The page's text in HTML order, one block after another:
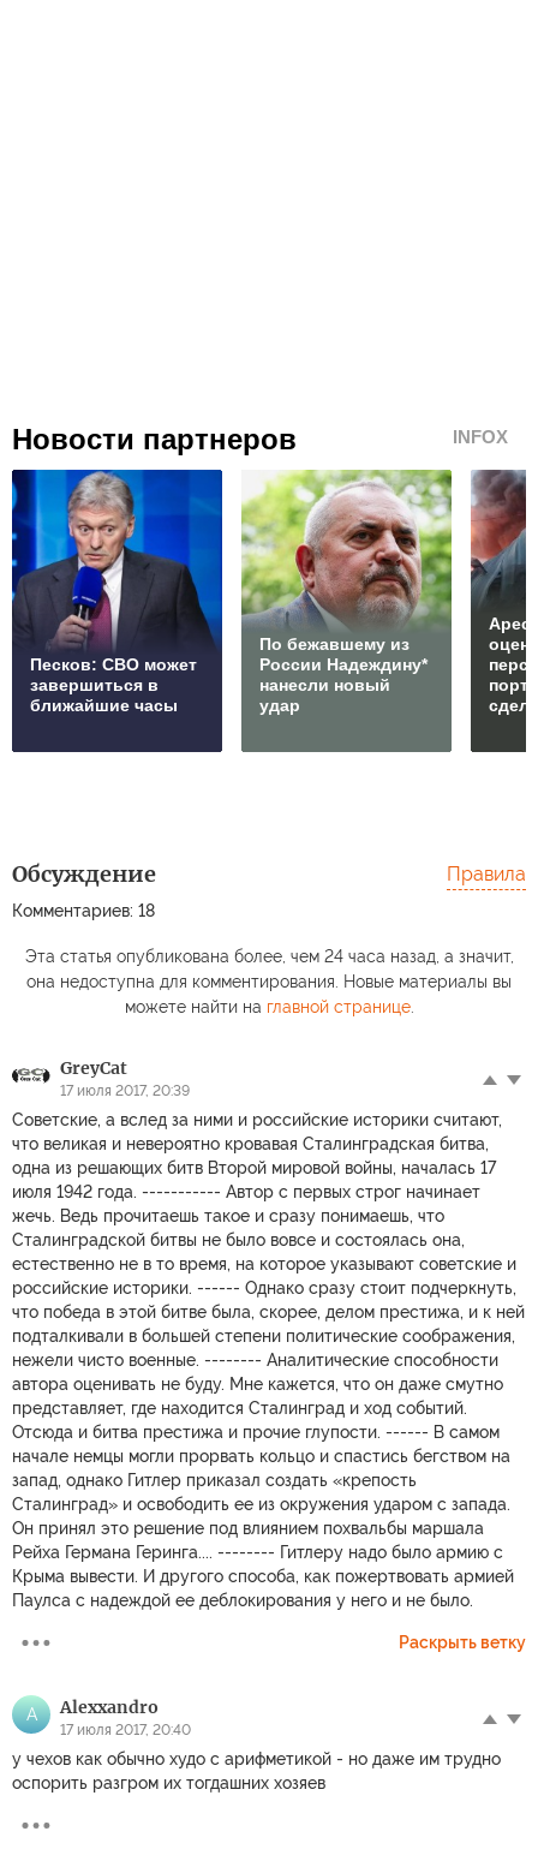
Новости партнеров INFOX
Песков: СВО может
завершиться в
ближайшие часы
По бежавшему из
России Надеждину*
нанесли новый
удар
Обсуждение
Комментариев: 18
Правила
Эта статья опубликована более, чем 24 часа назад, а значит,
она недоступна для комментирования. Новые материалы вы
можете найти на главной странице.
GreyCat
17 июля 2017, 20:39
Советские, а вслед за ними и российские историки считают,
что великая и невероятно кровавая Сталинградская битва,
одна из решающих битв Второй мировой войны, началась 17
июля 1942 года. ----------- Автор с первых строг начинает
жечь. Ведь прочитаешь такое и сразу понимаешь, что
Сталинградской битвы не было вовсе и состоялась она,
естественно не в то время, на которое указывают советские и
российские историки. ------ Однако сразу стоит подчеркнуть,
что победа в этой битве была, скорее, делом престижа, и к ней
подталкивали в большей степени политические соображения,
нежели чисто военные. -------- Аналитические способности
автора оценивать не буду. Мне кажется, что он даже смутно
представляет, где находится Сталинград и ход событий.
Отсюда и битва престижа и прочие глупости. ------ В самом
начале немцы могли прорвать кольцо и спастись бегством на
запад, однако Гитлер приказал создать «крепость
Сталинград» и освободить ее из окружения ударом с запада.
Он принял это решение под влиянием похвальбы маршала
Рейха Германа Геринга.... -------- Гитлеру надо было армию с
Крыма вывести. И другого способа, как пожертвовать армией
Паулса с надеждой ее деблокирования у него и не было.
Раскрыть ветку
A Alexxandro
17 июля 2017, 20:40
у чехов как обычно худо с арифметикой - но даже им трудно
оспорить разгром их тогдашних хозяев